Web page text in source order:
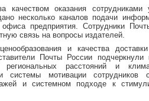
качеством оказания сотрудниками
несколько каналов подачи
предприятия. Сотрудники
связь на вопросы издателей.
и качества
Почты России подчеркнули
расстояний и
мотивации сотрудников
и системном подходе к